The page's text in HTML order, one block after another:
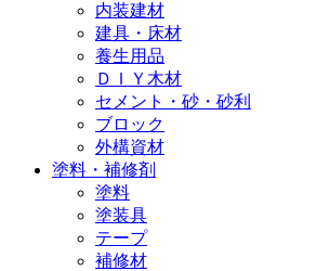
内装建材
建具・床材
養生用品
ＤＩＹ木材
セメント・砂・砂利
ブロック
外構資材
塗料・補修剤
塗料
塗装具
テープ
補修材